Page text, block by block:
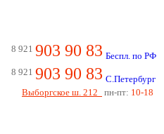
8 921 903 90 83 Беспл. по РФ
8 921 903 90 83 С.Петербург
Выборгское ш. 212
пн-пт: 10-18